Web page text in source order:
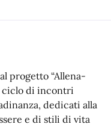
progetto “Allena-
ciclo di incontri
dedicati alla
e di stili di vita